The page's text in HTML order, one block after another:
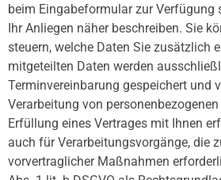
beim Eingabeformular zur Verfügung
Ihr Anliegen näher beschreiben. Sie
steuern, welche Daten Sie zusätzlich
mitgeteilten Daten werden
Terminvereinbarung gespeichert und
Verarbeitung von
Erfüllung eines Vertrages mit Ihnen
auch für Verarbeitungsvorgänge, die
vorvertraglicher Maßnahmen